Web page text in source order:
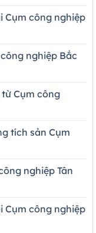
Cụm công nghiệp
nghiệp Bắc
Cụm công
tích sản Cụm
nghiệp Tân
Cụm công nghiệp